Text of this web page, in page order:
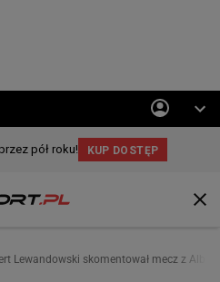
Lewandowski skomentował mecz z